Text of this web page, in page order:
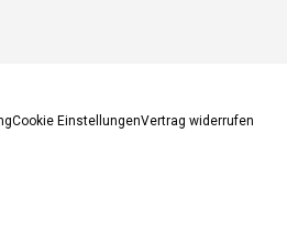
Cookie EinstellungenVertrag widerrufen